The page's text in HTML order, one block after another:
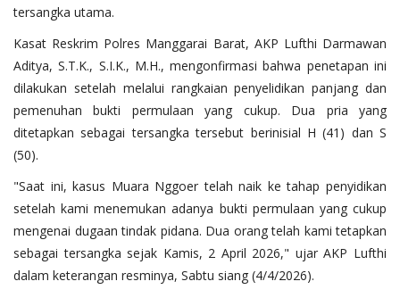
tersangka utama.
Kasat Reskrim Polres Manggarai Barat, AKP Lufthi Darmawan
Aditya, S.T.K., S.I.K., M.H., mengonfirmasi bahwa penetapan ini
dilakukan setelah melalui rangkaian penyelidikan panjang dan
pemenuhan bukti permulaan yang cukup. Dua pria yang
ditetapkan sebagai tersangka tersebut berinisial H (41) dan S
(50).
"Saat ini, kasus Muara Nggoer telah naik ke tahap penyidikan
setelah kami menemukan adanya bukti permulaan yang cukup
mengenai dugaan tindak pidana. Dua orang telah kami tetapkan
sebagai tersangka sejak Kamis, 2 April 2026," ujar AKP Lufthi
dalam keterangan resminya, Sabtu siang (4/4/2026).